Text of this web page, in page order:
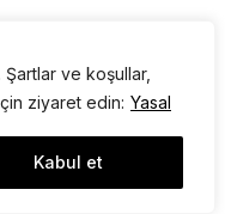
ve koşullar,
ziyaret edin: Yasal
Kabul et